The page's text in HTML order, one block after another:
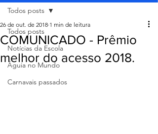
Todos posts
Notícias da Escola
Águia no Mundo
Carnavais passados
Todos posts
COMUNICADO - Prêmio
melhor do acesso 2018.
26 de out. de 2018 1 min de leitura